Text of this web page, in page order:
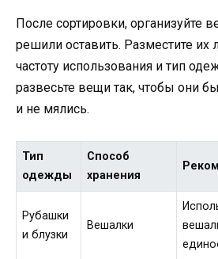
После сортировки, организуйте
решили оставить. Разместите их
частоту использования и тип
развесьте вещи так, чтобы они
и не мялись.
Тип
одежды
Способ
хранения
Рубашки
и блузки
Вешалки